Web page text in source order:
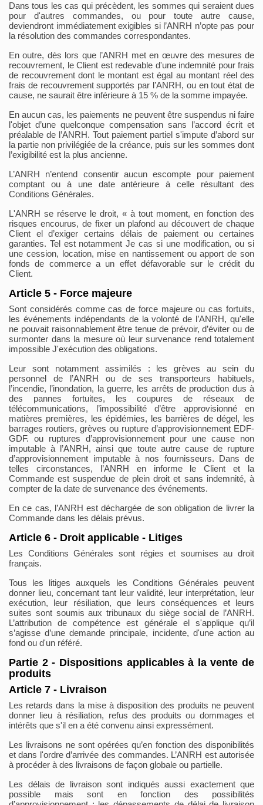
Dans tous les cas qui précèdent, les sommes qui seraient dues
pour d'autres commandes, ou pour toute autre cause,
deviendront immédiatement exigibles si l’ANRH n’opte pas pour
la résolution des commandes correspondantes.
En outre, dès lors que l’ANRH met en œuvre des mesures de
recouvrement, le Client est redevable d'une indemnité pour frais
de recouvrement dont le montant est égal au montant réel des
frais de recouvrement supportés par l’ANRH, ou en tout état de
cause, ne saurait être inférieure à 15 % de la somme impayée.
En aucun cas, les paiements ne peuvent être suspendus ni faire
l'objet d’une quelconque compensation sans l’accord écrit et
préalable de l’ANRH. Tout paiement partiel s'impute d’abord sur
la partie non privilégiée de la créance, puis sur les sommes dont
l’exigibilité est la plus ancienne.
L’ANRH n’entend consentir aucun escompte pour paiement
comptant ou à une date antérieure à celle résultant des
Conditions Générales.
L'ANRH se réserve le droit, « à tout moment, en fonction des
risques encourus, de fixer un plafond au découvert de chaque
Client el d’exiger certains délais de paiement ou certaines
garanties. Tel est notamment Je cas si une modification, ou si
une cession, location, mise en nantissement ou apport de son
fonds de commerce a un effet défavorable sur le crédit du
Client.
Article 5 - Force majeure
Sont considérés comme cas de force majeure ou cas fortuits,
les événements indépendants de la volonté de l’ANRH, qu'elle
ne pouvait raisonnablement être tenue de prévoir, d’éviter ou de
surmonter dans la mesure où leur survenance rend totalement
impossible J'exécution des obligations.
Leur sont notamment assimilés : les grèves au sein du
personnel de l’ANRH ou de ses transporteurs habituels,
l’incendie, l’inondation, la guerre, les arrêts de production dus à
des pannes fortuites, les coupures de réseaux de
télécommunications, l’impossibilité d’être approvisionné en
matières premières, les épidémies, les barrières de dégel, les
barrages routiers, grèves ou rupture d’approvisionnement EDF-
GDF. ou ruptures d’approvisionnement pour une cause non
imputable à l’ANRH, ainsi que toute autre cause de rupture
d’approvisionnement imputable à nos fournisseurs. Dans de
telles circonstances, l’ANRH en informe le Client et la
Commande est suspendue de plein droit et sans indemnité, à
compter de la date de survenance des événements.
En ce cas, l’ANRH est déchargée de son obligation de livrer la
Commande dans les délais prévus.
Article 6 - Droit applicable - Litiges
Les Conditions Générales sont régies et soumises au droit
français.
Tous les litiges auxquels les Conditions Générales peuvent
donner lieu, concernant tant leur validité, leur interprétation, leur
exécution, leur résiliation, que leurs conséquences et leurs
suites sont soumis aux tribunaux du siège social de l’ANRH.
L’attribution de compétence est générale el s'applique qu’il
s’agisse d’une demande principale, incidente, d'une action au
fond ou d'un référé.
Partie 2 - Dispositions applicables à la vente de
produits
Article 7 - Livraison
Les retards dans la mise à disposition des produits ne peuvent
donner lieu à résiliation, refus des produits ou dommages et
intérêts que s'il en a été convenu ainsi expressément.
Les livraisons ne sont opérées qu’en fonction des disponibilités
et dans l'ordre d’arrivée des commandes. L’ANRH est autorisée
à procéder à des livraisons de façon globale ou partielle.
Les délais de livraison sont indiqués aussi exactement que
possible mais sont en fonction des possibilités